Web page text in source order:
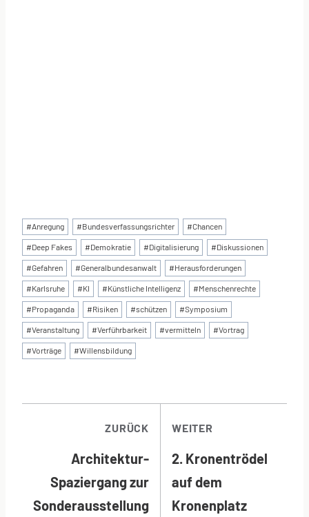
Schlagworte:
#Anregung #Bundesverfassungsrichter #Chancen
#Deep Fakes #Demokratie #Digitalisierung #Diskussionen
#Gefahren #Generalbundesanwalt #Herausforderungen
#Karlsruhe #KI #Künstliche Intelligenz #Menschenrechte
#Propaganda #Risiken #schützen #Symposium
#Veranstaltung #Verführbarkeit #vermitteln #Vortrag
#Vorträge #Willensbildung
ZURÜCK
Architektur-
Spaziergang zur
Sonderausstellung
WEITER
2. Kronentrödel
auf dem
Kronenplatz